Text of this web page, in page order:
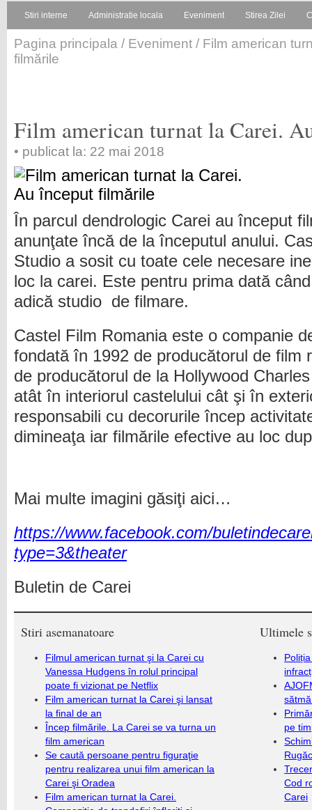
Stiri interne Administratie locala Eveniment Stirea Zilei
Pagina principala / Eveniment / Film american
filmările
Film american turnat la Carei.
• publicat la: 22 mai 2018
În parcul dendrologic Carei au început
anunţate încă de la începutul anului.
Studio a sosit cu toate cele necesare
loc la carei. Este pentru prima dată
adică studio de filmare.
Castel Film Romania este o companie
fondată în 1992 de producătorul de film
de producătorul de la Hollywood
atât în interiorul castelului cât şi în
responsabili cu decorurile încep
dimineaţa iar filmările efective au loc
Mai multe imagini găsiţi aici…
https://www.facebook.com/
type=3&theater
Buletin de Carei
Stiri asemanatoare
Filmul american turnat şi la Carei cu
Vanessa Hudgens în rolul principal
poate fi vizionat pe Netflix
Film american turnat la Carei şi lansat
la final de an
Încep filmările. La Carei se va turna un
film american
Se caută persoane pentru figuraţie
pentru realizarea unui film american la
Carei şi Oradea
Film american turnat la Carei.
Ultimele
pe
Cod
Carei